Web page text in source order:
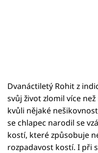
Dvanáctiletý Rohit z
svůj život zlomil více
kvůli nějaké
se chlapec narodil se
kostí, které způsobuje
rozpadavost kostí. I při